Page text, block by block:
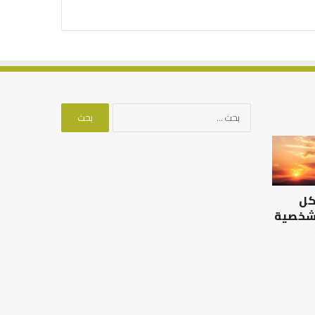
الرصيد
التربوي
والطفولة
المبكرة
..
كيف
شخصية
البحث